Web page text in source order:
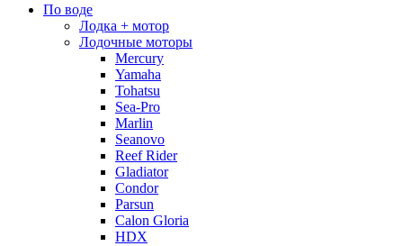
По воде
Лодка + мотор
Лодочные моторы
Mercury
Yamaha
Tohatsu
Sea-Pro
Marlin
Seanovo
Reef Rider
Gladiator
Condor
Parsun
Calon Gloria
HDX